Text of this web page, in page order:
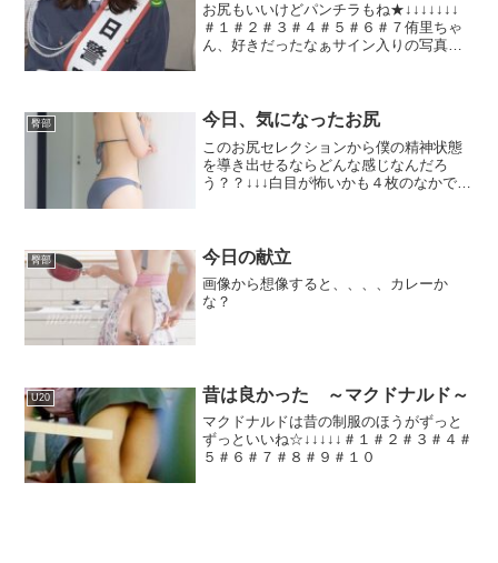
お尻もいいけどパンチラもね★↓↓↓↓↓↓↓
＃１＃２＃３＃４＃５＃６＃７侑里ちゃ
ん、好きだったなぁサイン入りの写真集
臀部 今日、気になったお尻
このお尻セレクションから僕の精神状態
を導き出せるならどんな感じなんだろ
う？？↓↓↓白目が怖いかも４枚のなかで一
臀部 今日の献立
画像から想像すると、、、、カレーか
な？
U20 昔は良かった ～マクドナルド～
マクドナルドは昔の制服のほうがずっと
ずっといいね☆↓↓↓↓↓＃１＃２＃３＃４＃
５＃６＃７＃８＃９＃１０